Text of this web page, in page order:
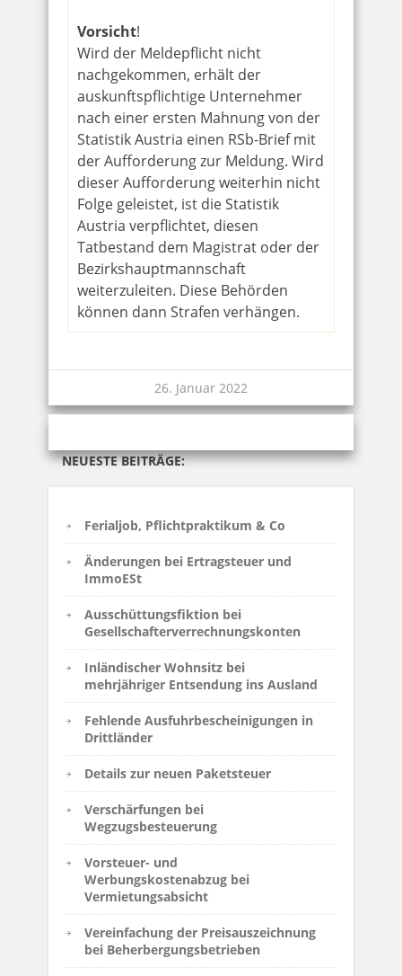
NEUESTE BEITRÄGE:
Ferialjob, Pflichtpraktikum & Co
Änderungen bei Ertragsteuer und
ImmoESt
Ausschüttungsfiktion bei
Gesellschafterverrechnungskonten
Inländischer Wohnsitz bei
mehrjähriger Entsendung ins Ausland
Fehlende Ausfuhrbescheinigungen in
Drittländer
Details zur neuen Paketsteuer
Verschärfungen bei
Wegzugsbesteuerung
Vorsteuer- und
Werbungskostenabzug bei
Vermietungsabsicht
Vereinfachung der Preisauszeichnung
bei Beherbergungsbetrieben
Vorsicht!
Wird der Meldepflicht nicht
nachgekommen, erhält der
auskunftspflichtige Unternehmer
nach einer ersten Mahnung von der
Statistik Austria einen RSb-Brief mit
der Aufforderung zur Meldung. Wird
dieser Aufforderung weiterhin nicht
Folge geleistet, ist die Statistik
Austria verpflichtet, diesen
Tatbestand dem Magistrat oder der
Bezirkshauptmannschaft
weiterzuleiten. Diese Behörden
können dann Strafen verhängen.
26. Januar 2022